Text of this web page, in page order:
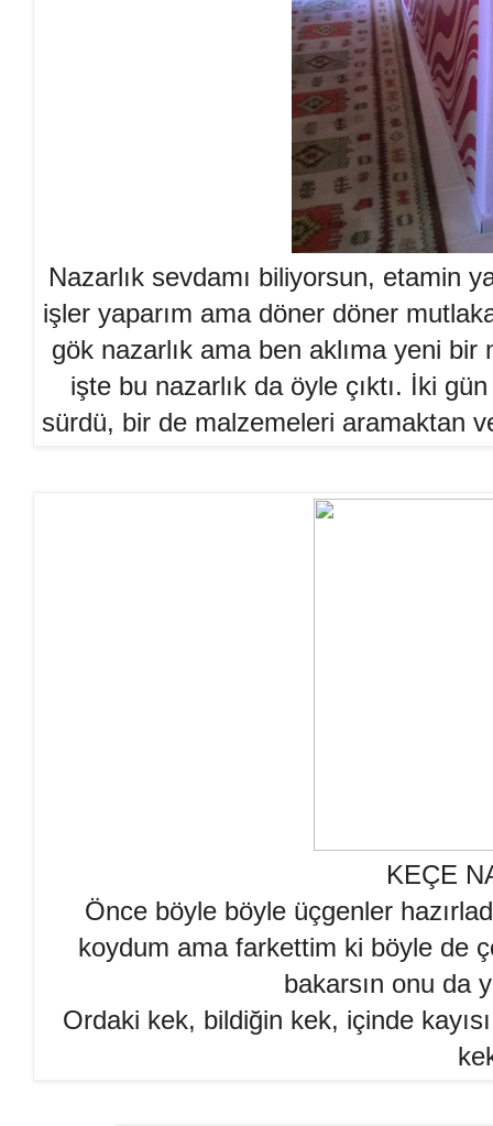
Nazarlık sevdamı biliyorsun, etamin
işler yaparım ama döner döner
gök nazarlık ama ben aklıma yeni
işte bu nazarlık da öyle çıktı. İki
sürdü, bir de malzemeleri aramaktan
KEÇE
Önce böyle böyle üçgenler
koydum ama farkettim ki böyle de
bakarsın onu da
Ordaki kek, bildiğin kek, içinde